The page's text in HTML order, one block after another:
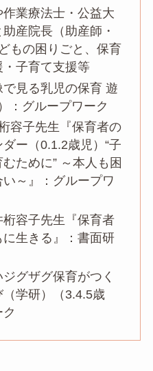
作業療法士・公益大
産院長（助産師・
もの困りごと、保育
子育て支援等
見る乳児の保育 遊
：グループワーク
容子先生『保育者の
ー（0.1.2歳児）“子
ために” ～本人も困
～』：グループワ
容子先生『保育者
生きる』：書面研
グザグ保育がつく
学研）（3.4.5歳